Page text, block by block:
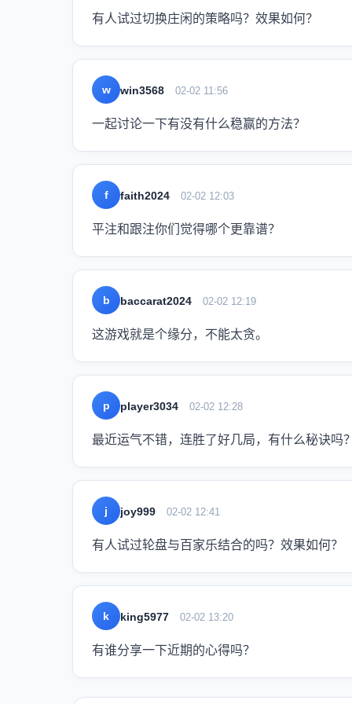
有人试过切换庄闲的策略吗？效果如何？
w win3568 02-02 11:56
一起讨论一下有没有什么稳赢的方法？
f faith2024 02-02 12:03
平注和跟注你们觉得哪个更靠谱？
b baccarat2024 02-02 12:19
这游戏就是个缘分，不能太贪。
p player3034 02-02 12:28
最近运气不错，连胜了好几局，有什么秘诀吗？
j joy999 02-02 12:41
有人试过轮盘与百家乐结合的吗？效果如何？
k king5977 02-02 13:20
有谁分享一下近期的心得吗？